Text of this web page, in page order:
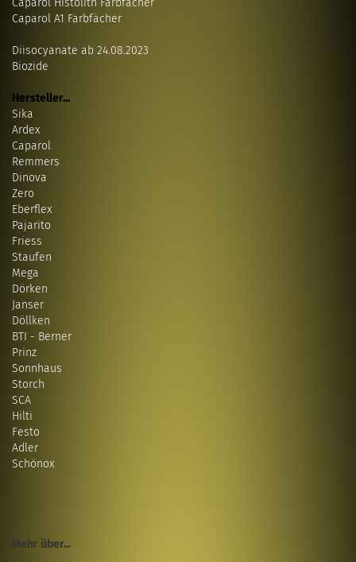
Caparol Histolith Farbfächer
Caparol A1 Farbfächer
Diisocyanate ab 24.08.2023
Biozide
Hersteller...
Sika
Ardex
Caparol
Remmers
Dinova
Zero
Eberflex
Pajarito
Friess
Staufen
Mega
Dörken
Janser
Döllken
BTI - Berner
Prinz
Sonnhaus
Storch
SCA
Hilti
Festo
Adler
Schönox
Mehr über...